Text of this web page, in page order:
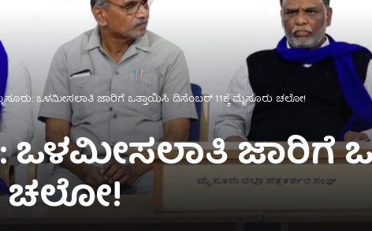
ಒಳಮೀಸಲಾತಿ ಜಾರಿಗೆ ಒತ್ತಾಯಿಸಿ ಡಿಸೆಂಬರ್ 11ಕ್ಕೆ ಮೈಸೂರು ಚಲೋ!
ಒಳಮೀಸಲಾತಿ ಜಾರಿಗೆ
ಚಲೋ!